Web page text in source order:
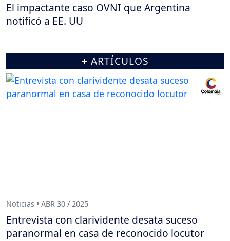
El impactante caso OVNI que Argentina
notificó a EE. UU
+ ARTÍCULOS
Noticias • ABR 30 / 2025
Entrevista con clarividente desata suceso
paranormal en casa de reconocido locutor